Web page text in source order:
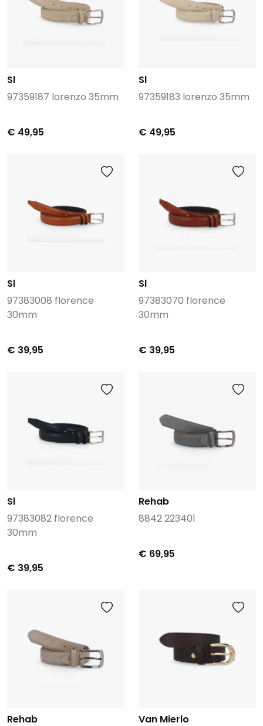
Sl
97359187 lorenzo 35mm
€ 49,95
Sl
97359183 lorenzo 35mm
€ 49,95
Sl
97383008 florence
30mm
€ 39,95
Sl
97383070 florence
30mm
€ 39,95
Sl
97383082 florence
30mm
€ 39,95
Rehab
8842 223401
€ 69,95
Rehab Van Mierlo